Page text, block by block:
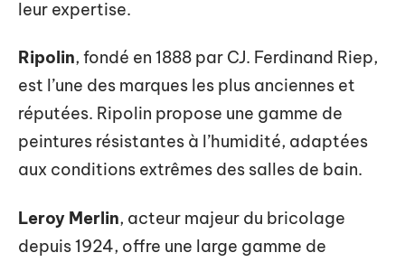
leur expertise.
Ripolin, fondé en 1888 par CJ. Ferdinand Riep,
est l’une des marques les plus anciennes et
réputées. Ripolin propose une gamme de
peintures résistantes à l’humidité, adaptées
aux conditions extrêmes des salles de bain.
Leroy Merlin, acteur majeur du bricolage
depuis 1924, offre une large gamme de